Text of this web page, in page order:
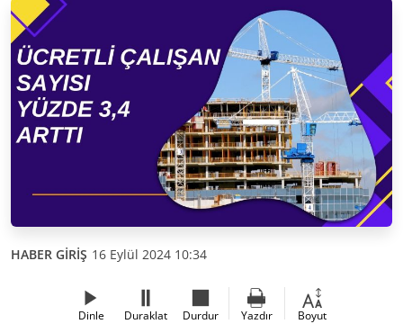
HABER GİRİŞ 16 Eylül 2024 10:34
Dinle Duraklat Durdur Yazdır Boyut